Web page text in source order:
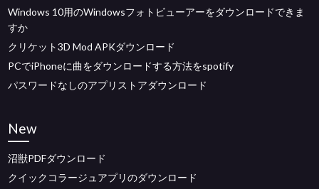
Windows 10用のWindowsフォトビューアーをダウンロードできま
すか
クリケット3D Mod APKダウンロード
PCでiPhoneに曲をダウンロードする方法をspotify
パスワードなしのアプリストアダウンロード
New
沼獣PDFダウンロード
クイックコラージュアプリのダウンロード